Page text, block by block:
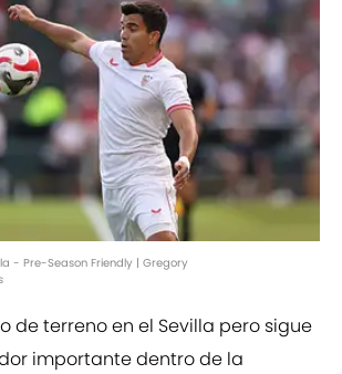
- Pre-Season Friendly | Gregory
de terreno en el Sevilla pero sigue
importante dentro de la